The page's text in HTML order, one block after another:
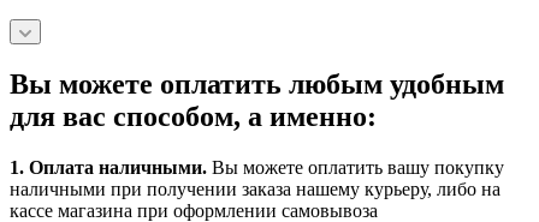
Вы можете оплатить любым удобным
для вас способом, а именно:
1. Оплата наличными. Вы можете оплатить вашу покупку
наличными при получении заказа нашему курьеру, либо на
кассе магазина при оформлении самовывоза